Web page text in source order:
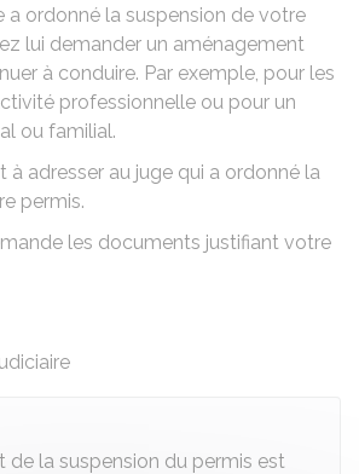
a ordonné la suspension de votre
lui demander un aménagement
à conduire. Par exemple, pour les
professionnelle ou pour un
ou familial.
à adresser au juge qui a ordonné la
permis.
les documents justifiant votre
de la suspension du permis est